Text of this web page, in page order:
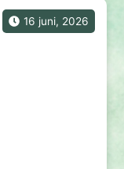
16 juni, 2026